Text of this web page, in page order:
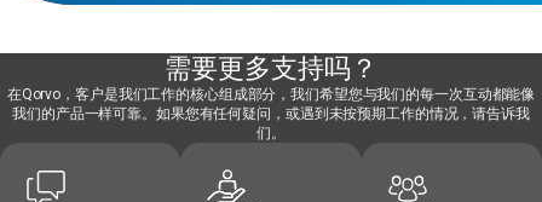
需要更多支持吗？
在Qorvo，客户是我们工作的核心组成部分，我们希望您与我们的每一次互动都能像
我们的产品一样可靠。如果您有任何疑问，或遇到未按预期工作的情况，请告诉我
们。